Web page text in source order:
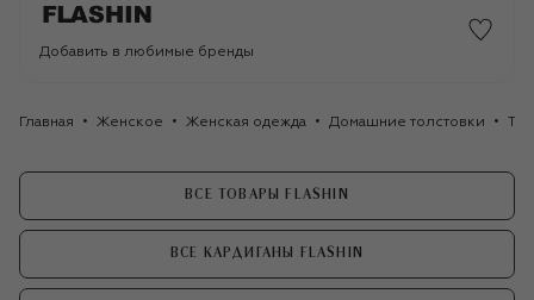
Добавить в любимые бренды
Главная Женское Женская одежда Домашние толстовки
ВСЕ ТОВАРЫ FLASHIN
ВСЕ КАРДИГАНЫ FLASHIN